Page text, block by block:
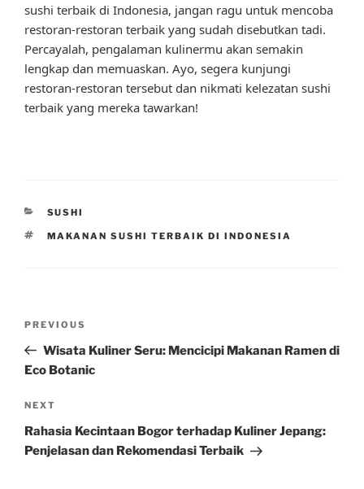
sushi terbaik di Indonesia, jangan ragu untuk mencoba
restoran-restoran terbaik yang sudah disebutkan tadi.
Percayalah, pengalaman kulinermu akan semakin
lengkap dan memuaskan. Ayo, segera kunjungi
restoran-restoran tersebut dan nikmati kelezatan sushi
terbaik yang mereka tawarkan!
CATEGORIES
SUSHI
TAGS
MAKANAN SUSHI TERBAIK DI INDONESIA
Previous
Post
PREVIOUS
Wisata Kuliner Seru: Mencicipi Makanan Ramen di
Eco Botanic
Next
Post
NEXT
Rahasia Kecintaan Bogor terhadap Kuliner Jepang:
Penjelasan dan Rekomendasi Terbaik